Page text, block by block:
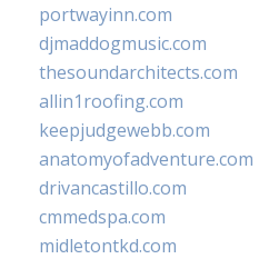
portwayinn.com
djmaddogmusic.com
thesoundarchitects.com
allin1roofing.com
keepjudgewebb.com
anatomyofadventure.com
drivancastillo.com
cmmedspa.com
midletontkd.com